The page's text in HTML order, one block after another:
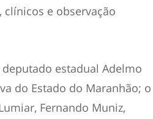
e observação
estadual Adelmo
do Estado do Maranhão; o
Fernando Muniz,